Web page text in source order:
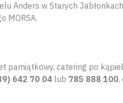
Anders w Starych
MORSA.
pamiątkowy, catering po
642 70 04 lub 785 888 100,